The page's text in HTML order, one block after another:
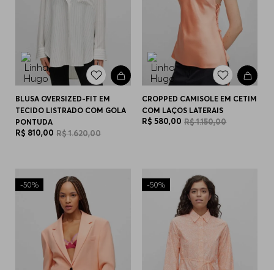
BLUSA OVERSIZED-FIT EM
TECIDO LISTRADO COM GOLA
PONTUDA
R$ 810,00 R$1.620,00
CROPPED CAMISOLE EM CETIM
COM LAÇOS LATERAIS
R$ 580,00 R$1.150,00
-50% -50%